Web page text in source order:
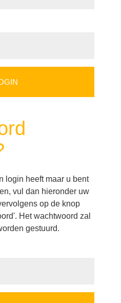
login heeft maar u bent
vul dan hieronder uw
op de knop
Het wachtwoord zal
gestuurd.